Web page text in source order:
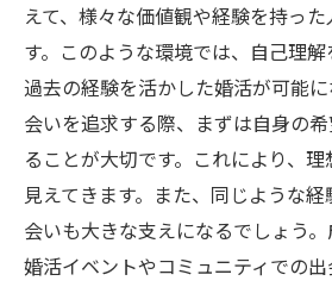
えて、様々な価値観や経験を持っ
す。このような環境では、自己理解
過去の経験を活かした婚活が可能
会いを追求する際、まずは自身の
ることが大切です。これにより、
見えてきます。また、同じような
会いも大きな支えになるでしょう。
婚活イベントやコミュニティでの